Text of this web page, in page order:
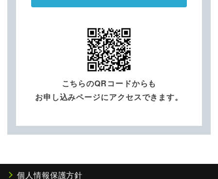
こちらのQRコードからも
お申し込みページにアクセスできます。
個人情報保護方針